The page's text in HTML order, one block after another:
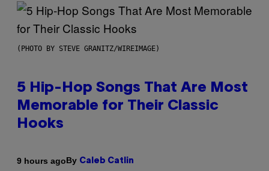
(PHOTO BY STEVE GRANITZ/WIREIMAGE)
5 Hip-Hop Songs That Are Most
Memorable for Their Classic
Hooks
9 hours agoBy Caleb Catlin